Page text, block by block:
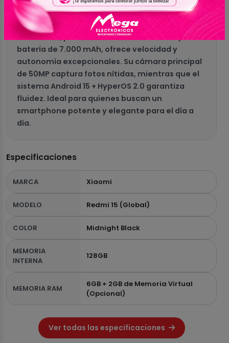
combina rendimiento y diseño premium.
Equipado con procesador Snapdragon 685
Octa-Core, pantalla Full HD+ IPS de 144Hz y
batería de 7.000 mAh, ofrece velocidad y
autonomía excepcionales. Su cámara principal
de 50MP captura fotos nítidas, mientras que el
sistema Android 15 + HyperOS 2.0 garantiza
fluidez. Ideal para quienes buscan un
smartphone potente y elegante para el día a
día.
Especificaciones
MARCA Xiaomi
MODELO Redmi 15 (Global)
COLOR Midnight Black
MEMORIA
INTERNA
128GB
MEMORIA RAM
6GB + 2GB de Memoria Virtual
(Opcional)
Ver todas las especificaciones